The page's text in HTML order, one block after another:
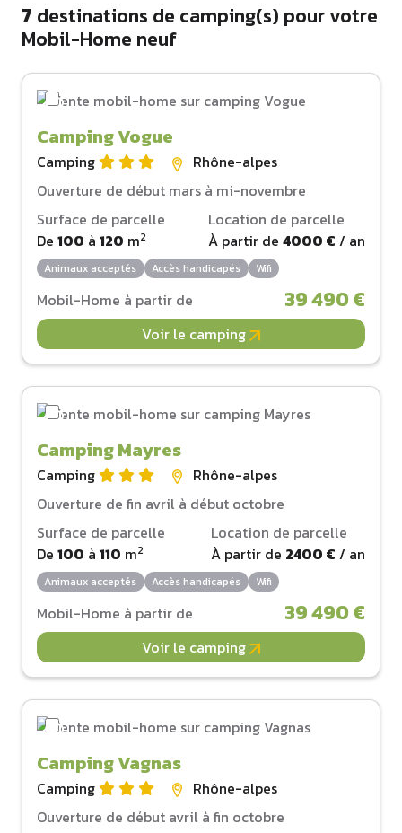
7 destinations de camping(s) pour votre
Mobil-Home neuf
Camping Vogue
Camping
Rhône-alpes
Ouverture de début mars à mi-novembre
Surface de parcelle
De 100 à 120 m2
Location de parcelle
À partir de 4000 € / an
Animaux acceptés Accès handicapés Wifi
Mobil-Home à partir de 39 490 €
Voir le camping
Camping Mayres
Camping
Rhône-alpes
Ouverture de fin avril à début octobre
Surface de parcelle
De 100 à 110 m2
Location de parcelle
À partir de 2400 € / an
Animaux acceptés Accès handicapés Wifi
Mobil-Home à partir de 39 490 €
Voir le camping
Camping Vagnas
Camping
Rhône-alpes
Ouverture de début avril à fin octobre